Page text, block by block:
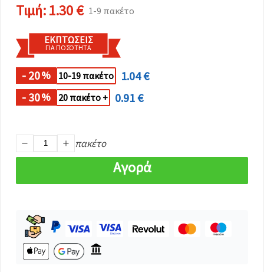
Μπορείτε
συμφωνήσετε
χρησιμοποιήσετε
όλα τα
cookies
κάνοντας
κλικ στον
ιστότοπο!
προτιμήσεις
σας στις
ρυθμίσεις
δεδομένο
κλικ στο
κουμπί
Αποθήκευση.
Τιμή:1.30 € 1-9 πακέτο
ΕΚΠΤΏΣΕΙΣ
ΓΙΑ ΠΟΣΌΤΗΤΑ
- 20% 10-19 πακέτο
1.04 €
- 30% 20 πακέτο + 0.91 €
πακέτο
Αγορά